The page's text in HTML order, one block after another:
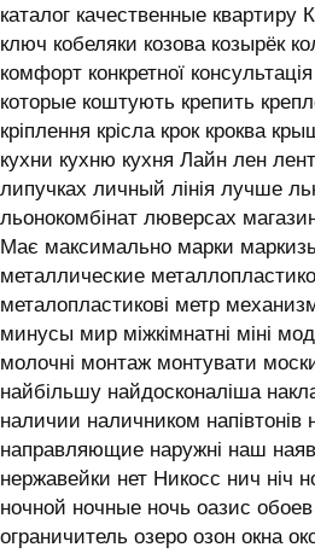
каталог качественные квартиру
ключ кобеляки козова козырёк
комфорт конкретної
которые коштують крепить
кріплення крісла крок кроква
кухни кухню кухня ‎Лайн лен
липучках личный лінія лучше
льонокомбінат люверсах
Має максимально марки
металлические
металопластикові метр
минусы мир міжкімнатні міні
молочні монтаж монтувати
найбільшу найдосконаліша
наличии наличником
направляющие наружні наш
нержавейки нет Никосс нич ніч
ночной ночные ночь оазис обоев
ограничитель озеро озон окна